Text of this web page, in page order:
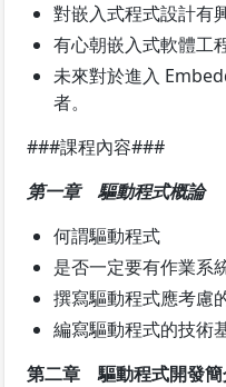
對嵌入式程式設計有
有心朝嵌入式軟體工
未來對於進入
者。
###課程內容###
第一章 驅動程式概論
何謂驅動程式
是否一定要有作業系
撰寫驅動程式應考慮
編寫驅動程式的技術
第二章 驅動程式開發簡